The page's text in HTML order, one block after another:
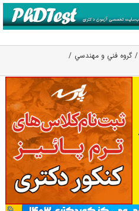
گروه فني و مهندسي